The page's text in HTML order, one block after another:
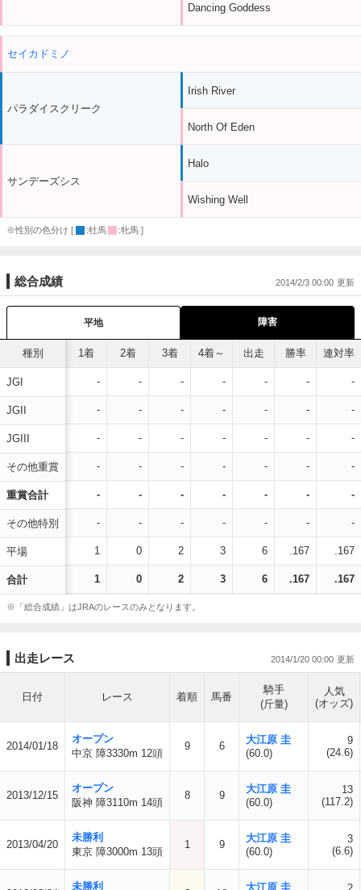
Dancing Goddess
セイカドミノ
パラダイスクリーク
サンデーズシス
Irish River
North Of Eden
Halo
Wishing Well
※性別の色分け [ :牡馬 :牝馬 ]
総合成績 2014/2/3 00:00
平地 障害
種別
JGI
JGII
JGIII
その他重賞
重賞合計
その他特別
平場
合計
1着 2着 3着 4着～ 出走 勝率 連対率
- - - - - - -
- - - - - - -
- - - - - - -
- - - - - - -
- - - - - - -
- - - - - - -
1 0 2 3 6 .167 .167
1 0 2 3 6 .167 .167
※「総合成績」はJRAのレースのみとなります。
出走レース 2014/1/20 00:00
日付 レース 着順 馬番
騎手
(斤量)
人気
(オッズ)
2014/01/18
オープン
中京 障3330m 12頭
9 6
大江原 圭
(60.0)
9
(24.6)
2013/12/15
オープン
阪神 障3110m 14頭
8 9
大江原 圭
(60.0)
13
(117.2)
2013/04/20
未勝利
東京 障3000m 13頭
1 9
大江原 圭
(60.0)
3
(6.6)
未勝利
大江原 圭